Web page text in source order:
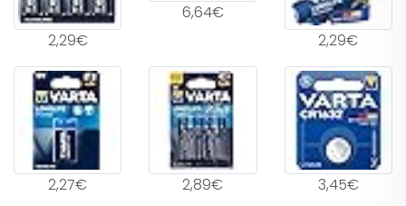
2,29€
6,64€
2,29€
2,27€ 2,89€ 3,45€